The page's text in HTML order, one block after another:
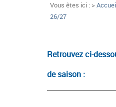
Vous êtes ici : >
26/27
Retrouvez ci-
de saison :